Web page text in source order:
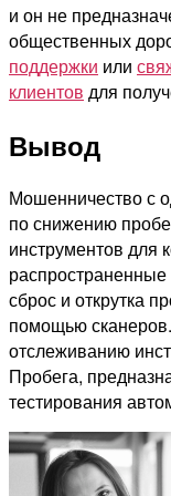
и он не
общественных
поддержки или
клиентов для
Вывод
Мошенничество с
по снижению
инструментов для
распространенные
сброс и открутка
помощью
отслеживанию
Пробега,
тестирования